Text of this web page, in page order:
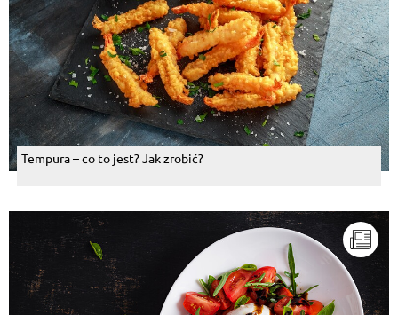
Tempura – co to jest? Jak zrobić?